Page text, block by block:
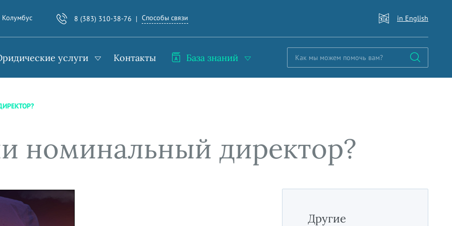
Колумбус 8 (383) 310-38-76 Способы связи in English
услуги Контакты База знаний
номинальный директор?
Другие